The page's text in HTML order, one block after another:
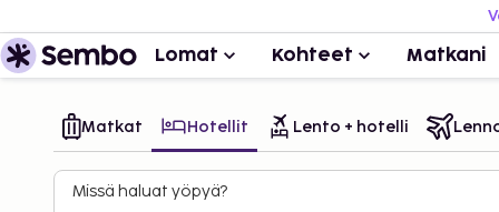
Lomat Kohteet Matkani
Matkat Hotellit Lento + hotelli
Missä haluat yöpyä?